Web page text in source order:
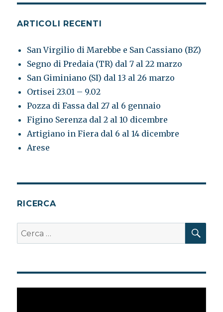
articoli
ESSI
ARTICOLI RECENTI
San Virgilio di Marebbe e San Cassiano (BZ)
Segno di Predaia (TR) dal 7 al 22 marzo
San Giminiano (SI) dal 13 al 26 marzo
Ortisei 23.01 – 9.02
Pozza di Fassa dal 27 al 6 gennaio
Figino Serenza dal 2 al 10 dicembre
Artigiano in Fiera dal 6 al 14 dicembre
Arese
RICERCA
Cerca: